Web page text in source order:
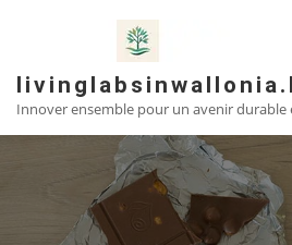
Innover ensemble pour un avenir durable